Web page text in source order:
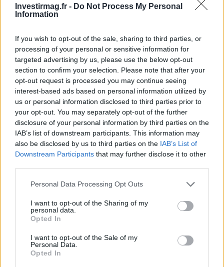
Investirmag.fr - Do Not Process My Personal
Information
If you wish to opt-out of the sale, sharing to third parties, or
processing of your personal or sensitive information for
targeted advertising by us, please use the below opt-out
section to confirm your selection. Please note that after your
opt-out request is processed you may continue seeing
interest-based ads based on personal information utilized by
us or personal information disclosed to third parties prior to
your opt-out. You may separately opt-out of the further
disclosure of your personal information by third parties on the
IAB’s list of downstream participants. This information may
also be disclosed by us to third parties on the IAB’s List of
Downstream Participants that may further disclose it to other
Please note that this website/app uses one or more Google
not limited to your visit or usage behaviour. You may click to
grant or deny consent to Google and its third-party tags to
use your data for below specified purposes in below Google
consent section.
Personal Data Processing Opt Outs
I want to opt-out of the Sharing of my
personal data.
Opted In
I want to opt-out of the Sale of my
Personal Data.
Opted In
Continuez la lecture
LA FINANCE
intelligemment
LA FINANCE